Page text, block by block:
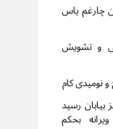
چارغم یاس
و تشویش
نومیدى کام
بیابان رسید
بحکم